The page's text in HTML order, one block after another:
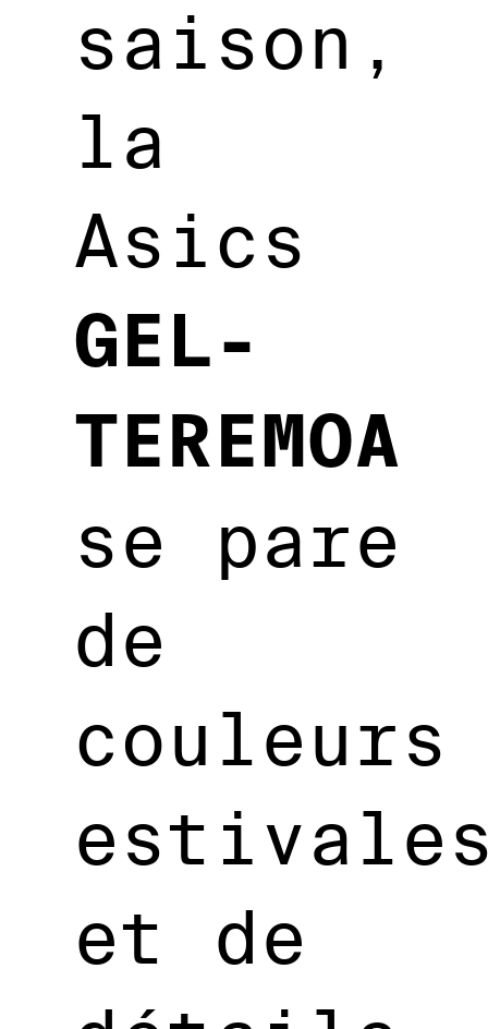
saison,
la
Asics
GEL-
TEREMOA
se pare
de
couleurs
et de